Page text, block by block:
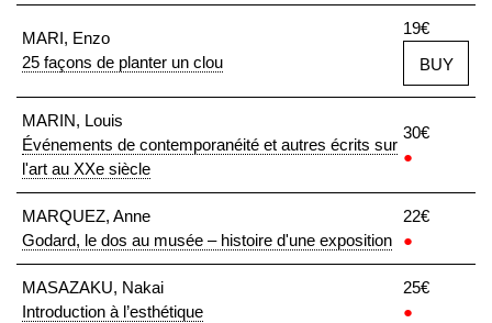
MARI, Enzo
25 façons de planter un clou
19€
BUY
MARIN, Louis
Événements de contemporanéité et autres écrits sur
l'art au XXe siècle
30€
●
MARQUEZ, Anne
Godard, le dos au musée – histoire d'une exposition
22€
●
MASAZAKU, Nakai
Introduction à l’esthétique
25€
●